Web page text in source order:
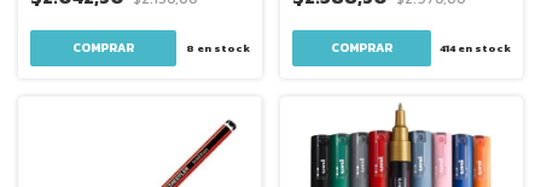
8 en stock 414en stock